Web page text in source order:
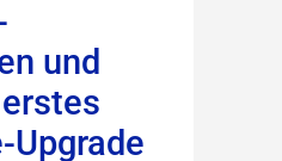
und
Upgrade